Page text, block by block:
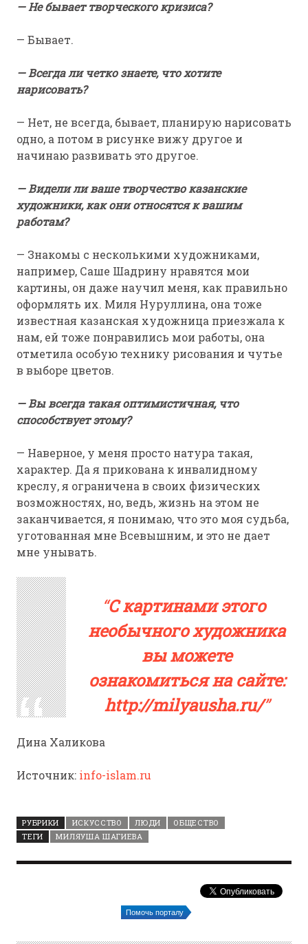
— Не бывает творческого кризиса?
— Бывает.
— Всегда ли четко знаете, что хотите
нарисовать?
— Нет, не всегда, бывает, планирую нарисовать
одно, а потом в рисунке вижу другое и
начинаю развивать это другое.
— Видели ли ваше творчество казанские
художники, как они относятся к вашим
работам?
— Знакомы с несколькими художниками,
например, Саше Шадрину нравятся мои
картины, он даже научил меня, как правильно
оформлять их. Миля Нуруллина, она тоже
известная казанская художница приезжала к
нам, ей тоже понравились мои работы, она
отметила особую технику рисования и чутье
в выборе цветов.
— Вы всегда такая оптимистичная, что
способствует этому?
— Наверное, у меня просто натура такая,
характер. Да я прикована к инвалидному
креслу, я ограничена в своих физических
возможностях, но, ведь, жизнь на этом не
заканчивается, я понимаю, что это моя судьба,
уготованная мне Всевышним, и это не дает
мне унывать.
C картинами этого
необычного художника
вы можете
ознакомиться на сайте:
http://milyausha.ru/
Дина Халикова
Источник: info-islam.ru
РУБРИКИ ИСКУССТВО ЛЮДИ
ОБЩЕСТВО
ТЕГИ
МИЛЯУША ШАГИЕВА
Помочь порталу